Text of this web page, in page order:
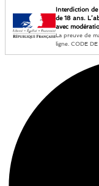
Interdiction
de 18 ans.
avec
La preuve de
ligne. CODE